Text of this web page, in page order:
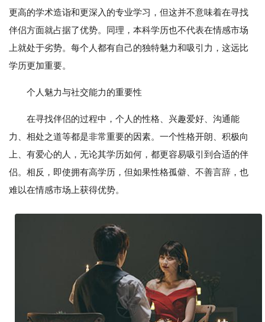
更高的学术造诣和更深入的专业学习，但这并不意味着在寻找
伴侣方面就占据了优势。同理，本科学历也不代表在情感市场
上就处于劣势。每个人都有自己的独特魅力和吸引力，这远比
学历更加重要。
个人魅力与社交能力的重要性
在寻找伴侣的过程中，个人的性格、兴趣爱好、沟通能
力、相处之道等都是非常重要的因素。一个性格开朗、积极向
上、有爱心的人，无论其学历如何，都更容易吸引到合适的伴
侣。相反，即使拥有高学历，但如果性格孤僻、不善言辞，也
难以在情感市场上获得优势。